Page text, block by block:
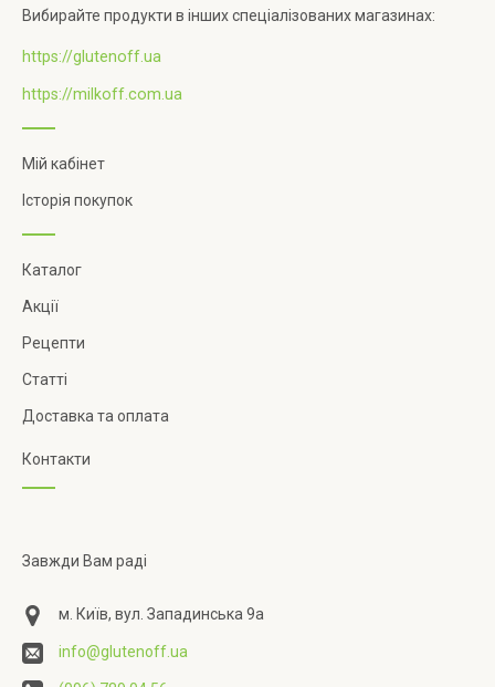
Вибирайте продукти в інших спеціалізованих магазинах:
https://glutenoff.ua
https://milkoff.com.ua
Мій кабінет
Історія покупок
Каталог
Акції
Рецепти
Статті
Доставка та оплата
Контакти
Завжди Вам раді
м. Київ, вул. Западинська 9а
info@glutenoff.ua